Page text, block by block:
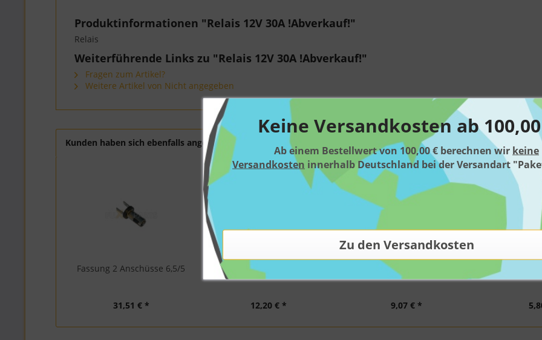
Produktinformationen "Relais 12V 30A !Abverkauf!"
Relais
Weiterführende Links zu "Relais 12V 30A !Abverkauf!"
Fragen zum Artikel?
Weitere Artikel von Nicht angegeben
Kunden haben sich ebenfalls angesehen
Fassung 2 Anschüsse 6,5/5
31,51 € *
Stecker weiß
12,20 € *
Sockel
9,07 € *
Keine Versandkosten ab
Ab einem Bestellwert von 100,00 € berechnen wir keine
Versandkosten innerhalb Deutschland bei der Versandart